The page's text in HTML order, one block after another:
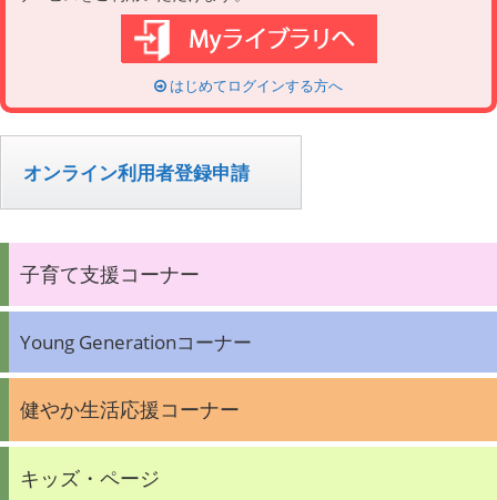
はじめてログインする方へ
オンライン利用者登録申請
子育て支援コーナー
Young Generationコーナー
健やか生活応援コーナー
キッズ・ページ